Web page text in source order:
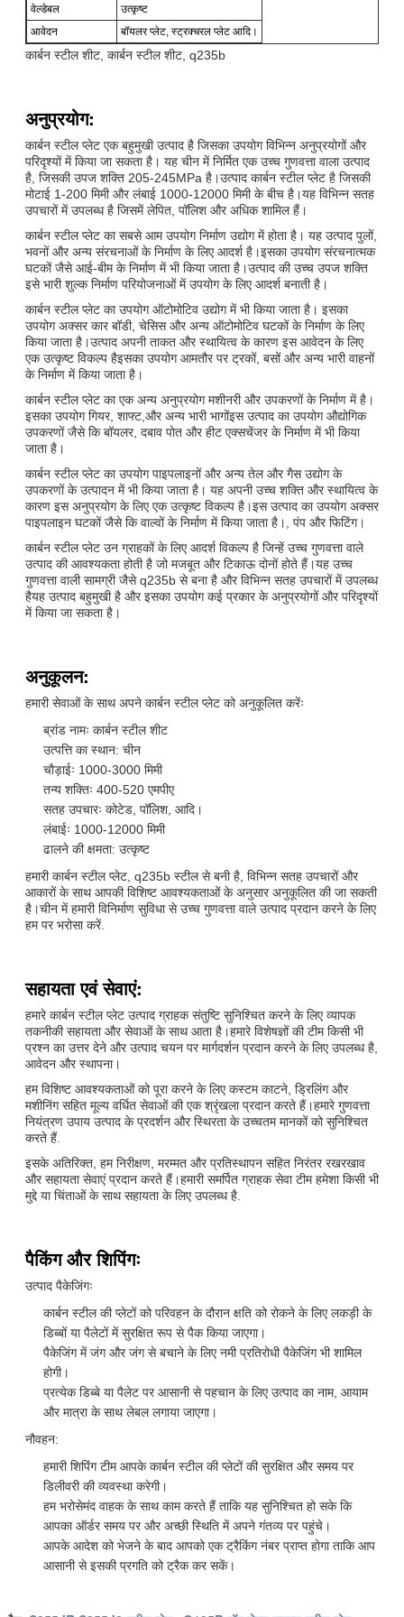
वेल्डेबल
उत्कृष्ट
आवेदन
बॉयलर प्लेट, स्ट्रक्चरल प्लेट आदि।
कार्बन स्टील शीट, कार्बन स्टील शीट, q235b
अनुप्रयोग:
कार्बन स्टील प्लेट एक बहुमुखी उत्पाद है जिसका उपयोग विभिन्न अनुप्रयोगों और
परिदृश्यों में किया जा सकता है। यह चीन में निर्मित एक उच्च गुणवत्ता वाला उत्पाद
है, जिसकी उपज शक्ति 205-245MPa है।उत्पाद कार्बन स्टील प्लेट है जिसकी
मोटाई 1-200 मिमी और लंबाई 1000-12000 मिमी के बीच है।यह विभिन्न सतह
उपचारों में उपलब्ध है जिसमें लेपित, पॉलिश और अधिक शामिल हैं।
कार्बन स्टील प्लेट का सबसे आम उपयोग निर्माण उद्योग में होता है। यह उत्पाद पुलों,
भवनों और अन्य संरचनाओं के निर्माण के लिए आदर्श है।इसका उपयोग संरचनात्मक
घटकों जैसे आई-बीम के निर्माण में भी किया जाता है।उत्पाद की उच्च उपज शक्ति
इसे भारी शुल्क निर्माण परियोजनाओं में उपयोग के लिए आदर्श बनाती है।
कार्बन स्टील प्लेट का उपयोग ऑटोमोटिव उद्योग में भी किया जाता है। इसका
उपयोग अक्सर कार बॉडी, चेसिस और अन्य ऑटोमोटिव घटकों के निर्माण के लिए
किया जाता है।उत्पाद अपनी ताकत और स्थायित्व के कारण इस आवेदन के लिए
एक उत्कृष्ट विकल्प हैइसका उपयोग आमतौर पर ट्रकों, बसों और अन्य भारी वाहनों
के निर्माण में किया जाता है।
कार्बन स्टील प्लेट का एक अन्य अनुप्रयोग मशीनरी और उपकरणों के निर्माण में है।
इसका उपयोग गियर, शाफ्ट,और अन्य भारी भागोंइस उत्पाद का उपयोग औद्योगिक
उपकरणों जैसे कि बॉयलर, दबाव पोत और हीट एक्सचेंजर के निर्माण में भी किया
जाता है।
कार्बन स्टील प्लेट का उपयोग पाइपलाइनों और अन्य तेल और गैस उद्योग के
उपकरणों के उत्पादन में भी किया जाता है। यह अपनी उच्च शक्ति और स्थायित्व के
कारण इस अनुप्रयोग के लिए एक उत्कृष्ट विकल्प है।इस उत्पाद का उपयोग अक्सर
पाइपलाइन घटकों जैसे कि वाल्वों के निर्माण में किया जाता है।, पंप और फिटिंग।
कार्बन स्टील प्लेट उन ग्राहकों के लिए आदर्श विकल्प है जिन्हें उच्च गुणवत्ता वाले
उत्पाद की आवश्यकता होती है जो मजबूत और टिकाऊ दोनों होते हैं।यह उच्च
गुणवत्ता वाली सामग्री जैसे q235b से बना है और विभिन्न सतह उपचारों में उपलब्ध
हैयह उत्पाद बहुमुखी है और इसका उपयोग कई प्रकार के अनुप्रयोगों और परिदृश्यों
में किया जा सकता है।
अनुकूलन:
हमारी सेवाओं के साथ अपने कार्बन स्टील प्लेट को अनुकूलित करेंः
ब्रांड नामः कार्बन स्टील शीट
उत्पत्ति का स्थान: चीन
चौड़ाईः 1000-3000 मिमी
तन्य शक्तिः 400-520 एमपीए
सतह उपचारः कोटेड, पॉलिश, आदि।
लंबाईः 1000-12000 मिमी
ढालने की क्षमता: उत्कृष्ट
हमारी कार्बन स्टील प्लेट, q235b स्टील से बनी है, विभिन्न सतह उपचारों और
आकारों के साथ आपकी विशिष्ट आवश्यकताओं के अनुसार अनुकूलित की जा सकती
है।चीन में हमारी विनिर्माण सुविधा से उच्च गुणवत्ता वाले उत्पाद प्रदान करने के लिए
हम पर भरोसा करें.
सहायता एवं सेवाएं:
हमारे कार्बन स्टील प्लेट उत्पाद ग्राहक संतुष्टि सुनिश्चित करने के लिए व्यापक
तकनीकी सहायता और सेवाओं के साथ आता है।हमारे विशेषज्ञों की टीम किसी भी
प्रश्न का उत्तर देने और उत्पाद चयन पर मार्गदर्शन प्रदान करने के लिए उपलब्ध है,
आवेदन और स्थापना।
हम विशिष्ट आवश्यकताओं को पूरा करने के लिए कस्टम काटने, ड्रिलिंग और
मशीनिंग सहित मूल्य वर्धित सेवाओं की एक श्रृंखला प्रदान करते हैं।हमारे गुणवत्ता
नियंत्रण उपाय उत्पाद के प्रदर्शन और स्थिरता के उच्चतम मानकों को सुनिश्चित
करते हैं.
इसके अतिरिक्त, हम निरीक्षण, मरम्मत और प्रतिस्थापन सहित निरंतर रखरखाव
और सहायता सेवाएं प्रदान करते हैं।हमारी समर्पित ग्राहक सेवा टीम हमेशा किसी भी
मुद्दे या चिंताओं के साथ सहायता के लिए उपलब्ध है.
पैकिंग और शिपिंगः
उत्पाद पैकेजिंगः
कार्बन स्टील की प्लेटों को परिवहन के दौरान क्षति को रोकने के लिए लकड़ी के
डिब्बों या पैलेटों में सुरक्षित रूप से पैक किया जाएगा।
पैकेजिंग में जंग और जंग से बचाने के लिए नमी प्रतिरोधी पैकेजिंग भी शामिल
होगी।
प्रत्येक डिब्बे या पैलेट पर आसानी से पहचान के लिए उत्पाद का नाम, आयाम
और मात्रा के साथ लेबल लगाया जाएगा।
नौवहन:
हमारी शिपिंग टीम आपके कार्बन स्टील की प्लेटों की सुरक्षित और समय पर
डिलीवरी की व्यवस्था करेगी।
हम भरोसेमंद वाहक के साथ काम करते हैं ताकि यह सुनिश्चित हो सके कि
आपका ऑर्डर समय पर और अच्छी स्थिति में अपने गंतव्य पर पहुंचे।
आपके आदेश को भेजने के बाद आपको एक ट्रैकिंग नंबर प्राप्त होगा ताकि आप
आसानी से इसकी प्रगति को ट्रैक कर सकें।